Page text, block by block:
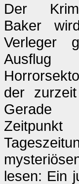
Der
Baker
Verleger
der
Gerade
lesen: Ein